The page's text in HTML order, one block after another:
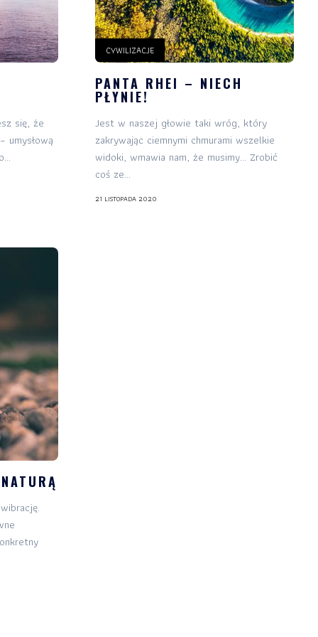
się, że
umysłową
CYWILIZACJE
PANTA RHEI – NIECH
PŁYNIE!
Jest w naszej głowie taki wróg, który
zakrywając ciemnymi chmurami wszelkie
widoki, wmawia nam, że musimy… Zrobić
coś ze...
21 LISTOPADA 2020